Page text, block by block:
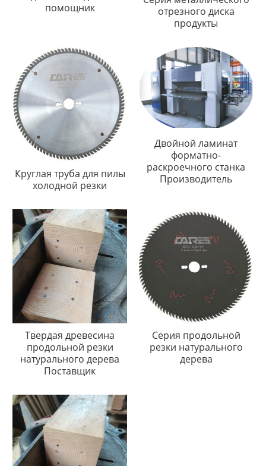
помощник
отрезного диска
продукты
Круглая труба для пилы
холодной резки
Двойной ламинат
форматно-
раскроечного станка
Производитель
Твердая древесина
продольной резки
натурального дерева
Поставщик
Серия продольной
резки натурального
дерева